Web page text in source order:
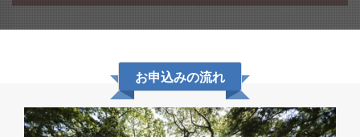
お申込みの流れ